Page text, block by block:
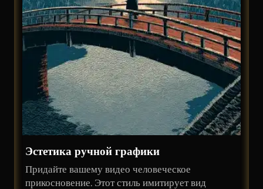
Эстетика ручной графики
Придайте вашему видео человеческое
прикосновение. Этот стиль имитирует вид